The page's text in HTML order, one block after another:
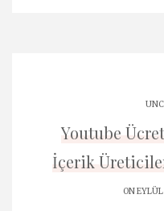
Youtube
İçerik
ON